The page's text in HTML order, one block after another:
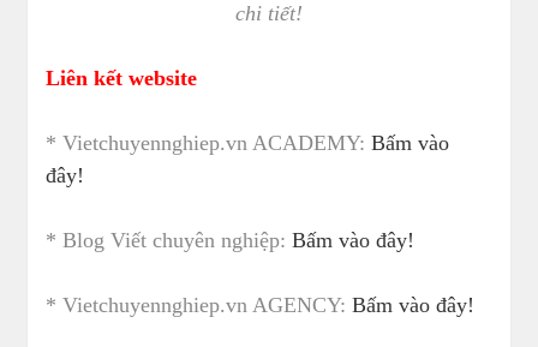
chi tiết!
Liên kết website
* Vietchuyennghiep.vn ACADEMY:Bấm vào
đây!
* Blog Viết chuyên nghiệp:Bấm vào đây!
* Vietchuyennghiep.vn AGENCY:Bấm vào đây!